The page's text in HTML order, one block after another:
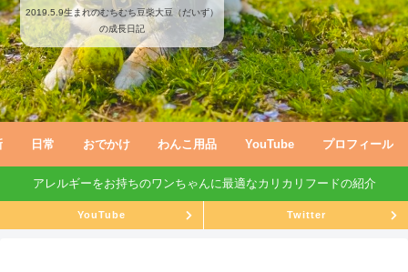
2019.5.9生まれのむちむち豆柴大豆（だいず）
の成長日記
日常 おでかけ わんこ用品 YouTube プロフィール
アレルギーをお持ちのワンちゃんに最適なカリカリフードの紹介
YouTube Twitter